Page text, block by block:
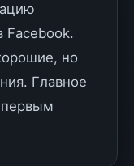
Facebook.
но
Главное
первым